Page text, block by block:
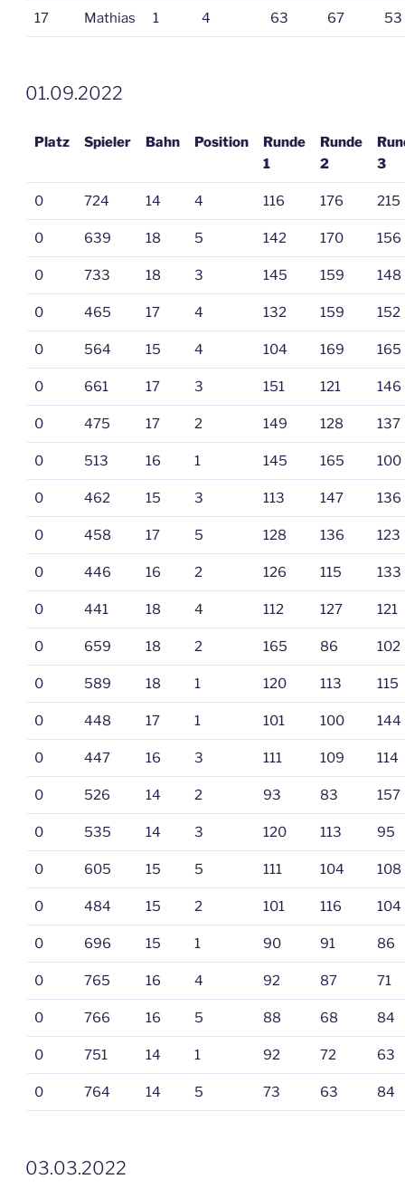
17 Mathias 1 4 63 67 53
VERÖFFENTLICHT
AM
01.09.2022
Platz Spieler Bahn Position
Runde
1
Runde
2
3
0 724 14 4 116 176 215
0 639 18 5 142 170 156
0 733 18 3 145 159 148
0 465 17 4 132 159 152
0 564 15 4 104 169 165
0 661 17 3 151 121 146
0 475 17 2 149 128 137
0 513 16 1 145 165 100
0 462 15 3 113 147 136
0 458 17 5 128 136 123
0 446 16 2 126 115 133
0 441 18 4 112 127 121
0 659 18 2 165 86 102
0 589 18 1 120 113 115
0 448 17 1 101 100 144
0 447 16 3 111 109 114
0 526 14 2 93 83 157
0 535 14 3 120 113 95
0 605 15 5 111 104 108
0 484 15 2 101 116 104
0 696 15 1 90 91 86
0 765 16 4 92 87 71
0 766 16 5 88 68 84
0 751 14 1 92 72 63
0 764 14 5 73 63 84
VERÖFFENTLICHT
AM
03.03.2022